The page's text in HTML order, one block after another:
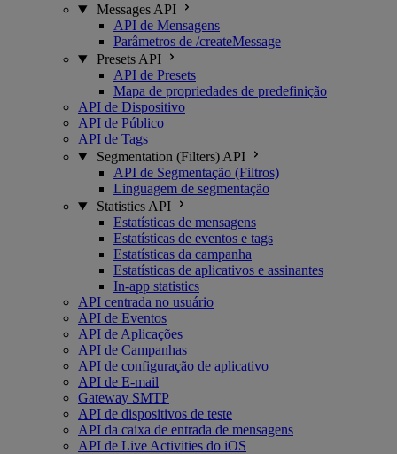
Messages API
API de Mensagens
Parâmetros de /createMessage
Presets API
API de Presets
Mapa de propriedades de predefinição
API de Dispositivo
API de Público
API de Tags
Segmentation (Filters) API
API de Segmentação (Filtros)
Linguagem de segmentação
Statistics API
Estatísticas de mensagens
Estatísticas de eventos e tags
Estatísticas da campanha
Estatísticas de aplicativos e assinantes
In-app statistics
API centrada no usuário
API de Eventos
API de Aplicações
API de Campanhas
API de configuração de aplicativo
API de E-mail
Gateway SMTP
API de dispositivos de teste
API da caixa de entrada de mensagens
API de Live Activities do iOS